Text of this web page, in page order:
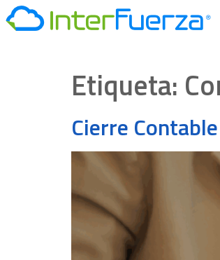
Etiqueta:
Cierre